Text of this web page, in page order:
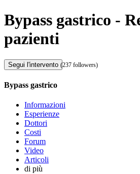
Bypass gastrico -
pazienti
Segui l'intervento (237 followers)
Bypass gastrico
Informazioni
Esperienze
Dottori
Costi
Forum
Video
Articoli
di più